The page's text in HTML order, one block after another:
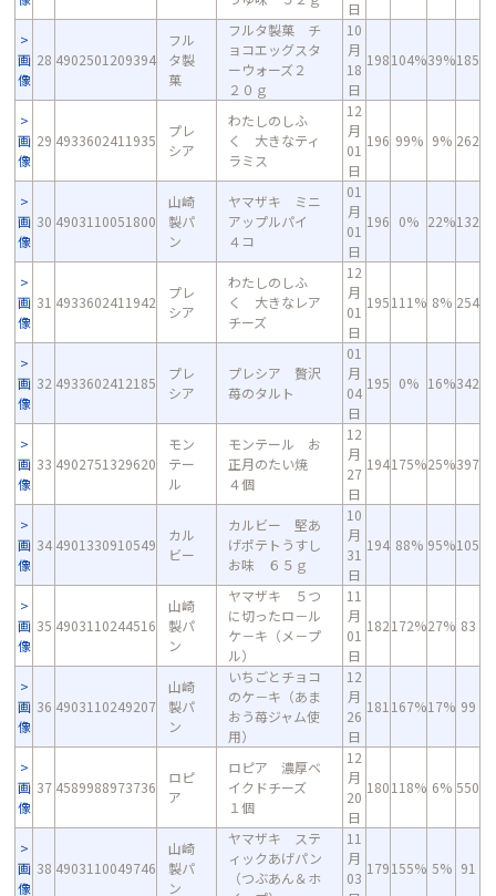
日
画
像
28 4902501209394
フル
タ製
菓
フルタ製菓 チ
ョコエッグスタ
ーウォーズ２
２０ｇ
10
月
18
日
198104%39%185
画
像
29 4933602411935
プレ
シア
わたしのしふ
く 大きなティ
ラミス
12
月
01
日
196 99% 9% 262
画
像
30 4903110051800
山崎
製パ
ン
ヤマザキ ミニ
アップルパイ
４コ
01
月
01
日
196 0% 22%132
画
像
31 4933602411942
プレ
シア
わたしのしふ
く 大きなレア
チーズ
12
月
01
日
195111% 8% 254
画
像
32 4933602412185
プレ
シア
プレシア 贅沢
苺のタルト
01
月
04
日
195 0% 16%342
画
像
33 4902751329620
モン
テー
ル
モンテール お
正月のたい焼
４個
12
月
27
日
194175%25%397
画
像
34 4901330910549
カル
ビー
カルビー 堅あ
げポテトうすし
お味 ６５ｇ
10
月
31
日
194 88% 95%105
画
像
35 4903110244516
山崎
製パ
ン
ヤマザキ ５つ
に切ったロ－ル
ケ－キ（メ－プ
ル）
11
月
01
日
182172%27% 83
画
像
36 4903110249207
山崎
製パ
ン
いちごとチョコ
のケ－キ（あま
おう苺ジャム使
用）
12
月
26
日
181 167%17% 99
画
像
37 4589988973736
ロピ
ア
ロピア 濃厚ベ
イクドチーズ
１個
12
月
20
日
180118% 6% 550
画
像
38 4903110049746
山崎
製パ
ン
ヤマザキ ステ
ィックあげパン
（つぶあん＆ホ
11
月
03
179155% 5% 91